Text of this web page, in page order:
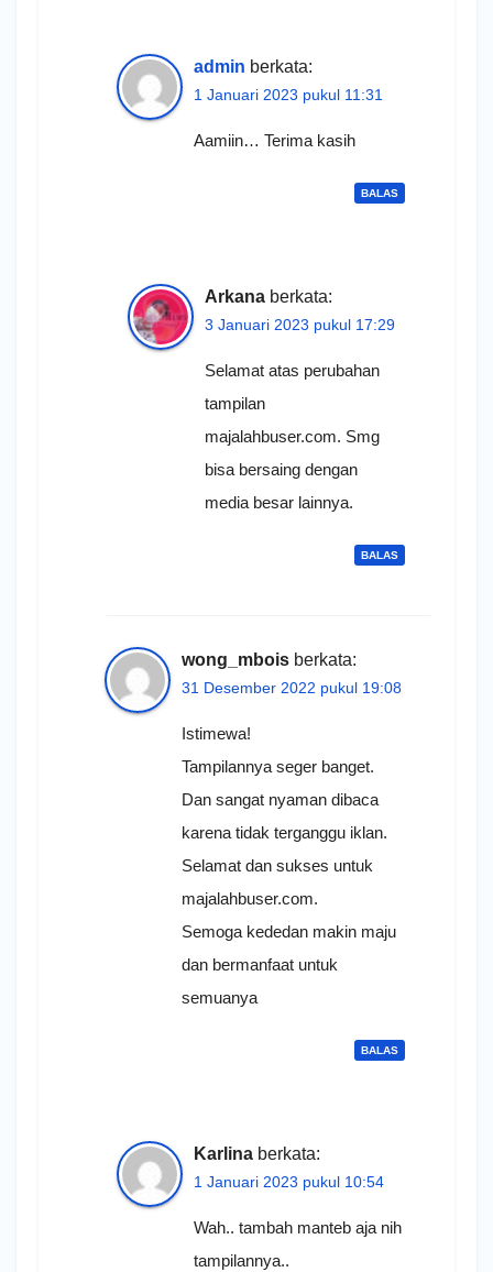
admin berkata:
1 Januari 2023 pukul 11:31
Aamiin… Terima kasih
BALAS
Arkana berkata:
3 Januari 2023 pukul 17:29
Selamat atas perubahan
tampilan
majalahbuser.com. Smg
bisa bersaing dengan
media besar lainnya.
BALAS
wong_mbois berkata:
31 Desember 2022 pukul 19:08
Istimewa!
Tampilannya seger banget.
Dan sangat nyaman dibaca
karena tidak terganggu iklan.
Selamat dan sukses untuk
majalahbuser.com.
Semoga kededan makin maju
dan bermanfaat untuk
semuanya
BALAS
Karlina berkata:
1 Januari 2023 pukul 10:54
Wah.. tambah manteb aja nih
tampilannya..